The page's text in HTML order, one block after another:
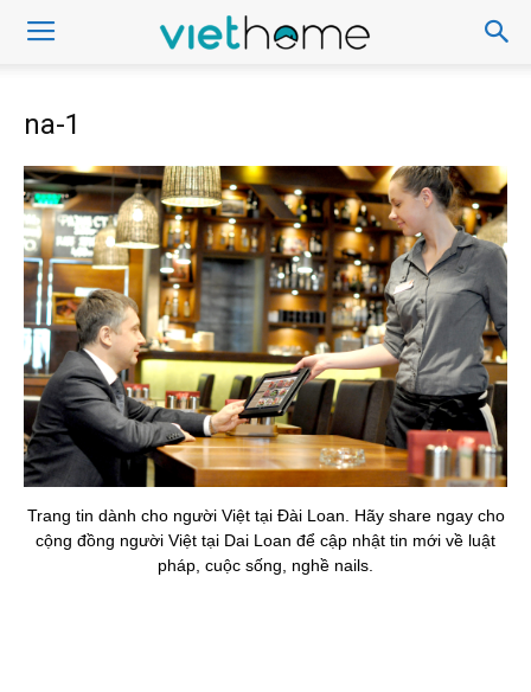
na-1
Trang tin dành cho người Việt tại Đài Loan. Hãy share ngay cho
cộng đồng người Việt tại Dai Loan để cập nhật tin mới về luật
pháp, cuộc sống, nghề nails.